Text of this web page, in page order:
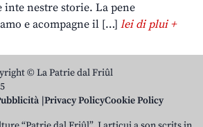
inte nestre storie. La pene
e acompagne il […] lei di plui +
© La Patrie dal Friûl
Privacy PolicyCookie Policy